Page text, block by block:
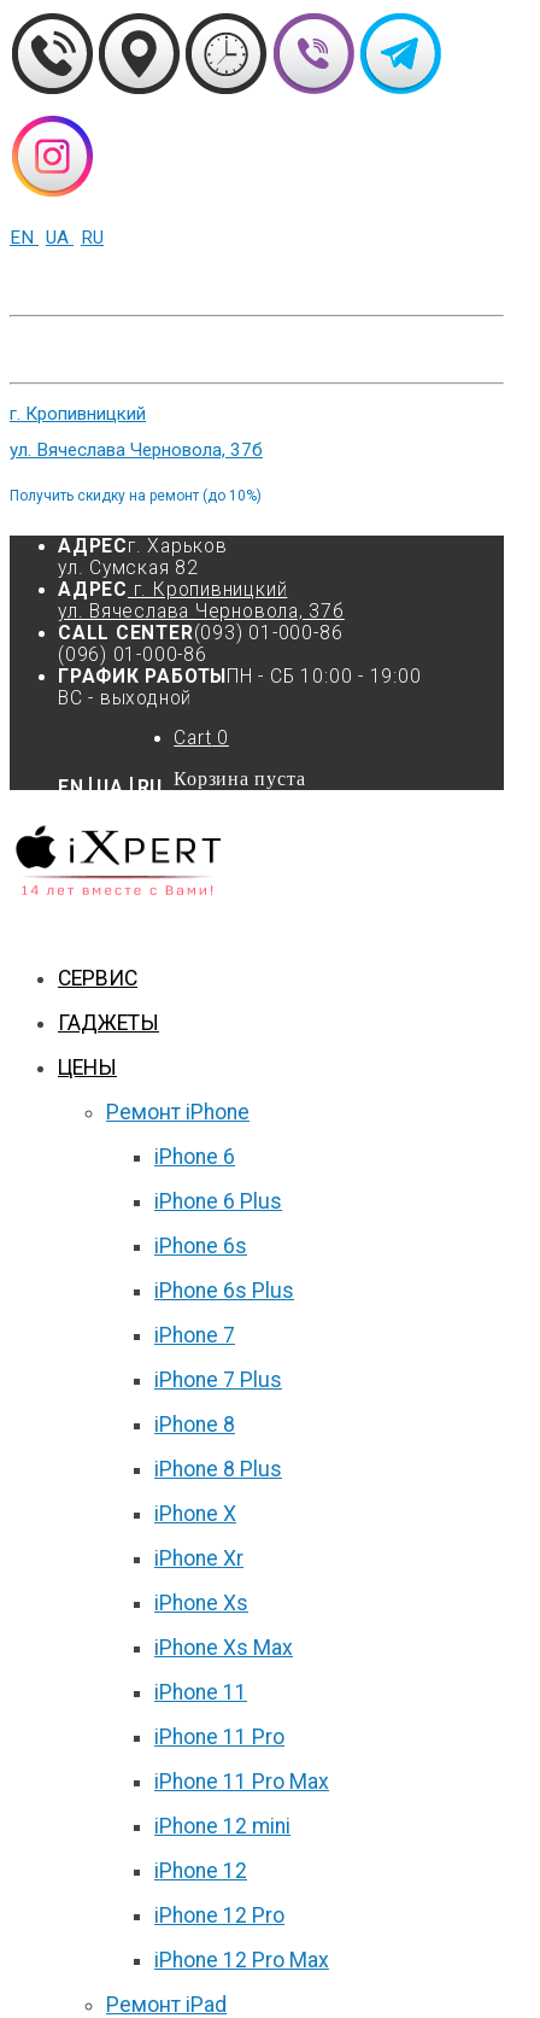
EN UA RU
г. Кропивницкий
ул. Вячеслава Черновола, 37б
Получить скидку на ремонт (до 10%)
АДРЕСг. Харьков
ул. Сумская 82
АДРЕС г. Кропивницкий
ул. Вячеслава Черновола, 37б
CALL CENTER(093) 01-000-86
(096) 01-000-86
ГРАФИК РАБОТЫ ПН - СБ 10:00 - 19:00
ВС - выходной
EN UA RU
Cart 0
Корзина пуста
СЕРВИС
ГАДЖЕТЫ
ЦЕНЫ
Ремонт iPhone
iPhone 6
iPhone 6 Plus
iPhone 6s
iPhone 6s Plus
iPhone 7
iPhone 7 Plus
iPhone 8
iPhone 8 Plus
iPhone X
iPhone Xr
iPhone Xs
iPhone Xs Max
iPhone 11
iPhone 11 Pro
iPhone 11 Pro Max
iPhone 12 mini
iPhone 12
iPhone 12 Pro
iPhone 12 Pro Max
Ремонт iPad